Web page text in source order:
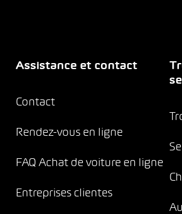
Assistance et contact
Contact
Rendez-vous en ligne
FAQ Achat de voiture en ligne
Entreprises clientes